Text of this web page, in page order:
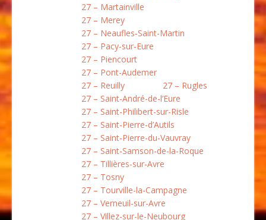
27 – Martainville
27 – Merey
27 – Neaufles-Saint-Martin
27 – Pacy-sur-Eure
27 – Piencourt
27 – Pont-Audemer
27 – Reuilly
27 – Rugles
27 – Saint-André-de-l’Eure
27 – Saint-Philibert-sur-Risle
27 – Saint-Pierre-d’Autils
27 – Saint-Pierre-du-Vauvray
27 – Saint-Samson-de-la-Roque
27 – Tillières-sur-Avre
27 – Tosny
27 – Tourville-la-Campagne
27 – Verneuil-sur-Avre
27 – Villez-sur-le-Neubourg